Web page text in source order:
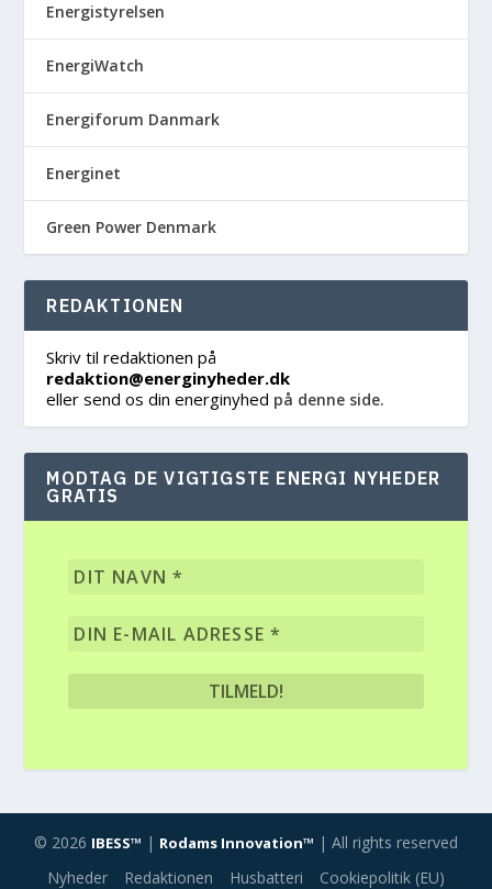
Energistyrelsen
EnergiWatch
Energiforum Danmark
Energinet
Green Power Denmark
REDAKTIONEN
Skriv til redaktionen på
redaktion@energinyheder.dk
eller send os din energinyhed på denne side.
MODTAG DE VIGTIGSTE ENERGI NYHEDER
GRATIS
© 2026 IBESS™ | Rodams Innovation™ | All rights reserved
Nyheder
Redaktionen Husbatteri Cookiepolitik (EU)